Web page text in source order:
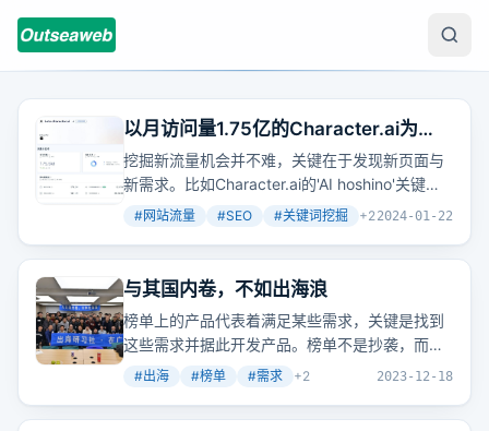
以月访问量1.75亿的Character.ai为
例，哥飞教你如何挖掘大流量网站的新
流量机会
挖掘新流量机会并不难，关键在于发现新页面与
新需求。比如Character.ai的'AI hoshino'关键
词，搜索量稳定且优化难度低，仅需少量外链就
#网站流量 #SEO #关键词挖掘 +22024-01-22
与其国内卷，不如出海浪
榜单上的产品代表着满足某些需求，关键是找到
这些需求并据此开发产品。榜单不是抄袭，而是
学习成功案例，开发有自己特点的产品。
#出海 #榜单 #需求 +2 2023-12-18